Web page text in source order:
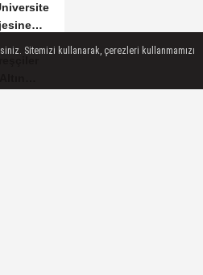
Sitemizi kullanarak, çerezleri kullanmamızı